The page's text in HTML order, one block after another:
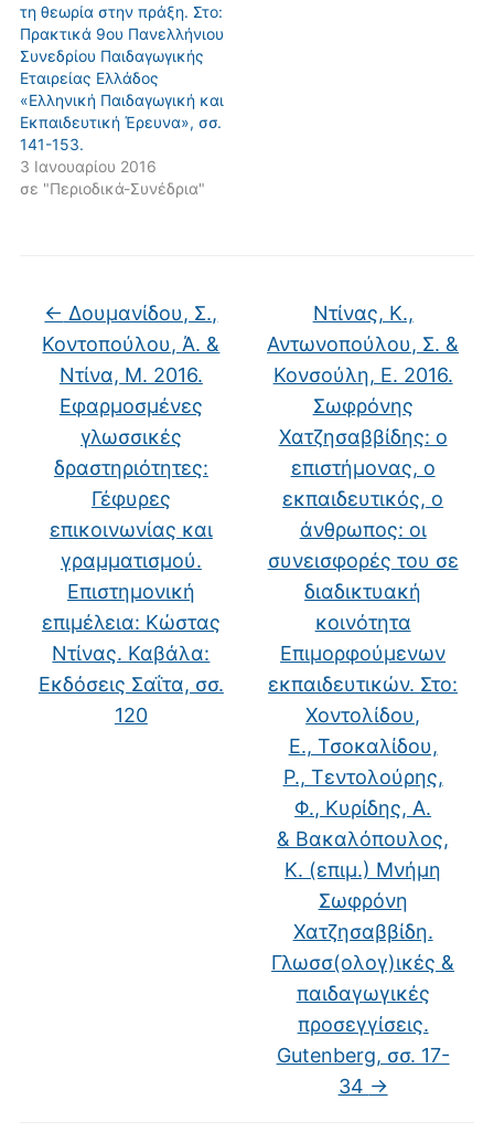
τη θεωρία στην πράξη. Στο:
Πρακτικά 9oυ Πανελλήνιου
Συνεδρίου Παιδαγωγικής
Εταιρείας Ελλάδος
«Ελληνική Παιδαγωγική και
Εκπαιδευτική Έρευνα», σσ.
141-153.
3 Ιανουαρίου 2016
σε "Περιοδικά-Συνέδρια"
← Δουμανίδου, Σ.,
Κοντοπούλου, Ά. &
Ντίνα, Μ. 2016.
Εφαρμοσμένες
γλωσσικές
δραστηριότητες:
Γέφυρες
επικοινωνίας και
γραμματισμού.
Επιστημονική
επιμέλεια: Κώστας
Ντίνας. Καβάλα:
Εκδόσεις Σαΐτα, σσ.
120
Ντίνας, Κ.,
Αντωνοπούλου, Σ. &
Κονσούλη, Ε. 2016.
Σωφρόνης
Χατζησαββίδης: ο
επιστήμονας, ο
εκπαιδευτικός, ο
άνθρωπος: οι
συνεισφορές του σε
διαδικτυακή
κοινότητα
Επιμορφούμενων
εκπαιδευτικών. Στο:
Χοντολίδου,
Ε., Τσοκαλίδου,
Ρ., Τεντολούρης,
Φ., Κυρίδης, Α.
& Βακαλόπουλος,
Κ. (επιμ.) Μνήμη
Σωφρόνη
Χατζησαββίδη.
Γλωσσ(ολογ)ικές &
παιδαγωγικές
προσεγγίσεις.
Gutenberg, σσ. 17-
34 →